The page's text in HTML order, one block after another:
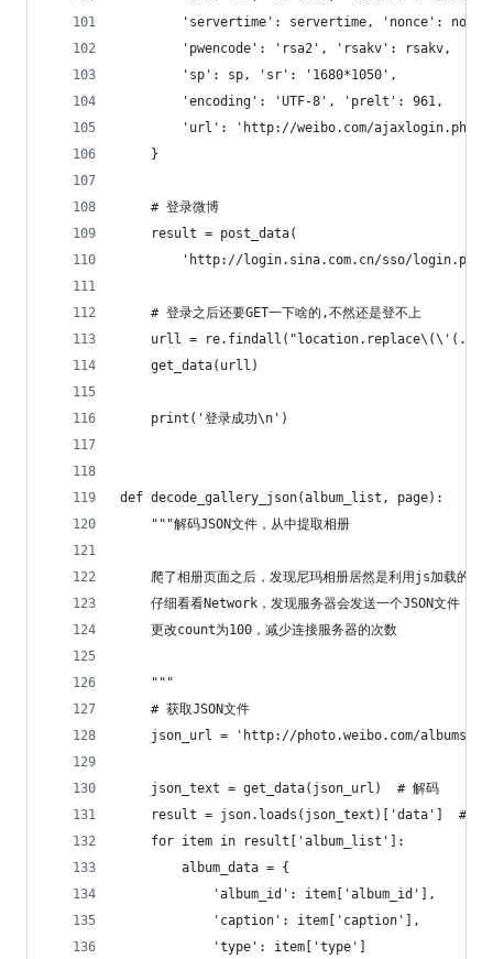
'servertime': servertime, 'nonce':
        'pwencode': 'rsa2', 'rsakv': rsakv,
        'sp': sp, 'sr': '1680*1050',
        'encoding': 'UTF-8', 'prelt': 961,
'url': 'http://weibo.com/
    }
    # 登录微博
    result = post_data(
'http://login.sina.com.cn/sso/
    # 登录之后还要GET一下啥的,不然还是登不上
urll =
    get_data(urll)
    print('登录成功\n')
def decode_gallery_json(album_list, page):
    """解码JSON文件，从中提取相册
    爬了相册页面之后，发现尼玛相册居然是利用js加载的
仔细看看Network，发现服务器会发送一个JSON文件，里
    更改count为100，减少连接服务器的次数
    """
    # 获取JSON文件
json_url = 'http://photo.weibo.com/albums/
    json_text = get_data(json_url)  # 解码
result = json.loads(json_text)['data']  # 提
    for item in result['album_list']:
        album_data = {
            'album_id': item['album_id'],
            'caption': item['caption'],
            'type': item['type']